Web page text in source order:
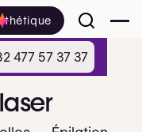
laser
477 57 37 37